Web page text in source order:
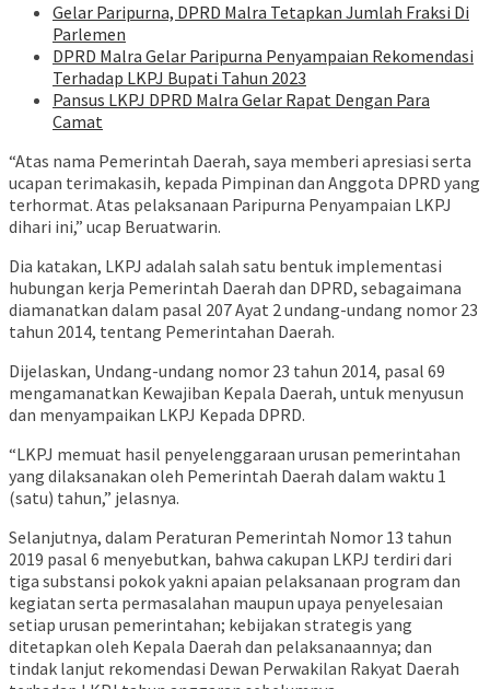
Gelar Paripurna, DPRD Malra Tetapkan Jumlah Fraksi Di
Parlemen
DPRD Malra Gelar Paripurna Penyampaian Rekomendasi
Terhadap LKPJ Bupati Tahun 2023
Pansus LKPJ DPRD Malra Gelar Rapat Dengan Para
Camat
“Atas nama Pemerintah Daerah, saya memberi apresiasi serta
ucapan terimakasih, kepada Pimpinan dan Anggota DPRD yang
terhormat. Atas pelaksanaan Paripurna Penyampaian LKPJ
dihari ini,” ucap Beruatwarin.
Dia katakan, LKPJ adalah salah satu bentuk implementasi
hubungan kerja Pemerintah Daerah dan DPRD, sebagaimana
diamanatkan dalam pasal 207 Ayat 2 undang-undang nomor 23
tahun 2014, tentang Pemerintahan Daerah.
Dijelaskan, Undang-undang nomor 23 tahun 2014, pasal 69
mengamanatkan Kewajiban Kepala Daerah, untuk menyusun
dan menyampaikan LKPJ Kepada DPRD.
“LKPJ memuat hasil penyelenggaraan urusan pemerintahan
yang dilaksanakan oleh Pemerintah Daerah dalam waktu 1
(satu) tahun,” jelasnya.
Selanjutnya, dalam Peraturan Pemerintah Nomor 13 tahun
2019 pasal 6 menyebutkan, bahwa cakupan LKPJ terdiri dari
tiga substansi pokok yakni apaian pelaksanaan program dan
kegiatan serta permasalahan maupun upaya penyelesaian
setiap urusan pemerintahan; kebijakan strategis yang
ditetapkan oleh Kepala Daerah dan pelaksanaannya; dan
tindak lanjut rekomendasi Dewan Perwakilan Rakyat Daerah